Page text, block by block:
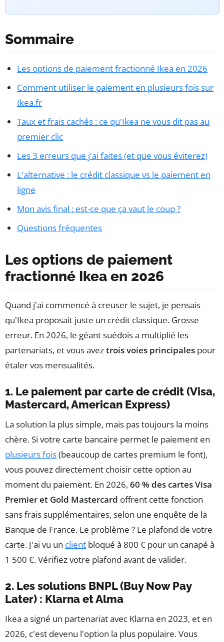
Sommaire
Les options de paiement fractionné Ikea en 2026
Comment utiliser le paiement en plusieurs fois sur
Ikea.fr
Taux et frais cachés : ce qu'Ikea ne vous dit pas au
premier clic
Les 3 erreurs que j'ai faites (et que vous éviterez)
L'alternative : le crédit classique vs le paiement en
ligne
Mon avis final : est-ce que ça vaut le coup ?
Questions fréquentes
Les options de paiement
fractionné Ikea en 2026
Quand j'ai commencé à creuser le sujet, je pensais
qu'Ikea proposait juste un crédit classique. Grosse
erreur. En 2026, le géant suédois a multiplié les
partenariats, et vous aveztrois voies principales pour
étaler vos mensualités.
1. Le paiement par carte de crédit (Visa,
Mastercard, American Express)
La solution la plus simple, mais pas toujours la moins
chère. Si votre carte bancaire permet le paiement en
plusieurs fois(beaucoup de cartes premium le font),
vous pouvez directement choisir cette option au
moment du paiement. En 2026, 60 % des cartes Visa
Premier et Gold Mastercard offrent cette fonction
sans frais supplémentaires, selon une enquête de la
Banque de France. Le problème ? Le plafond de votre
carte. J'ai vu un client bloqué à 800 € pour un canapé à
1 500 €. Vérifiez votre plafond avant de valider.
2. Les solutions BNPL (Buy Now Pay
Later) : Klarna et Alma
Ikea a signé un partenariat avec Klarna en 2023, et en
2026, c'est devenu l'option la plus populaire. Vous